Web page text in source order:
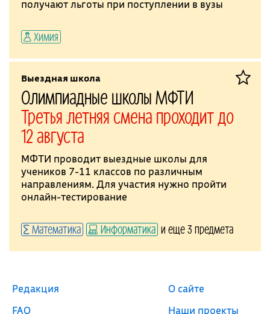
получают льготы при поступлении в вузы
Химия
Выездная школа
Олимпиадные школы МФТИ
Третья летняя смена проходит до
12 августа
МФТИ проводит выездные школы для
учеников 7-11 классов по различным
направлениям. Для участия нужно пройти
онлайн-тестирование
Математика Информатика и еще 3 предмета
Редакция
FAQ
О сайте
Наши проекты